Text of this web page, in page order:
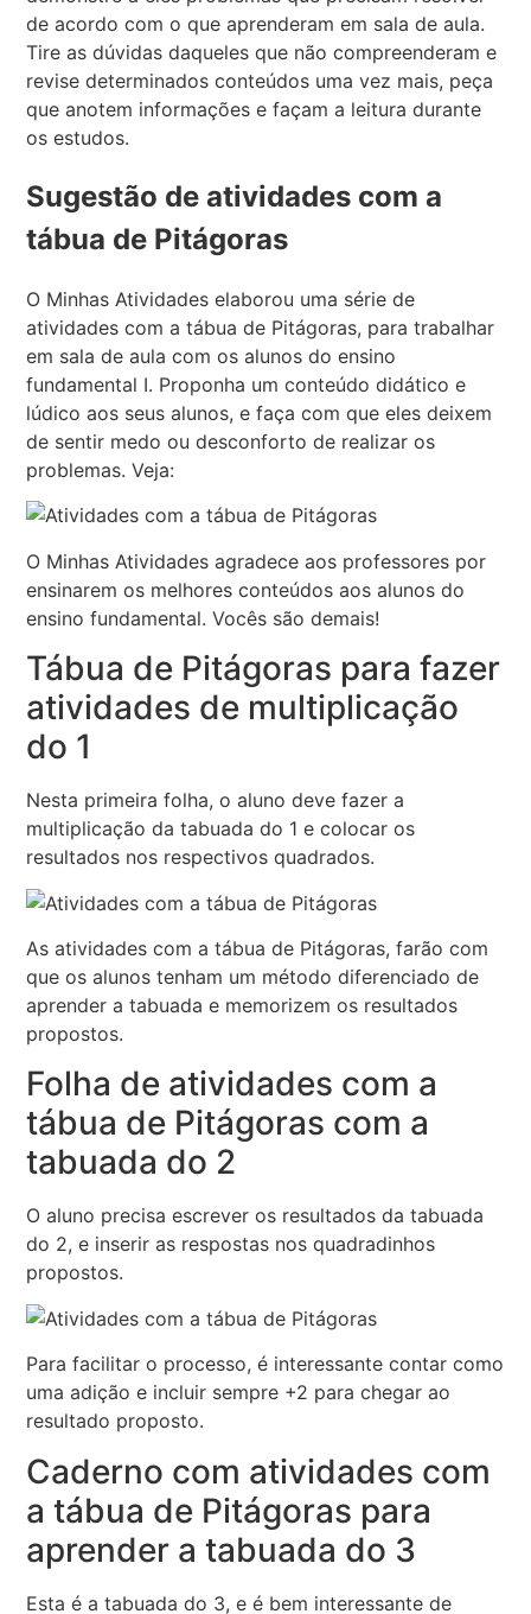
de acordo com o que aprenderam em sala de aula.
Tire as dúvidas daqueles que não compreenderam e
revise determinados conteúdos uma vez mais, peça
que anotem informações e façam a leitura durante
os estudos.
Sugestão de atividades com a
tábua de Pitágoras
O Minhas Atividades elaborou uma série de
atividades com a tábua de Pitágoras, para trabalhar
em sala de aula com os alunos do ensino
fundamental I. Proponha um conteúdo didático e
lúdico aos seus alunos, e faça com que eles deixem
de sentir medo ou desconforto de realizar os
problemas. Veja:
O Minhas Atividades agradece aos professores por
ensinarem os melhores conteúdos aos alunos do
ensino fundamental. Vocês são demais!
Tábua de Pitágoras para fazer
atividades de multiplicação
do 1
Nesta primeira folha, o aluno deve fazer a
multiplicação da tabuada do 1 e colocar os
resultados nos respectivos quadrados.
As atividades com a tábua de Pitágoras, farão com
que os alunos tenham um método diferenciado de
aprender a tabuada e memorizem os resultados
propostos.
Folha de atividades com a
tábua de Pitágoras com a
tabuada do 2
O aluno precisa escrever os resultados da tabuada
do 2, e inserir as respostas nos quadradinhos
propostos.
Para facilitar o processo, é interessante contar como
uma adição e incluir sempre +2 para chegar ao
resultado proposto.
Caderno com atividades com
a tábua de Pitágoras para
aprender a tabuada do 3
Esta é a tabuada do 3, e é bem interessante de